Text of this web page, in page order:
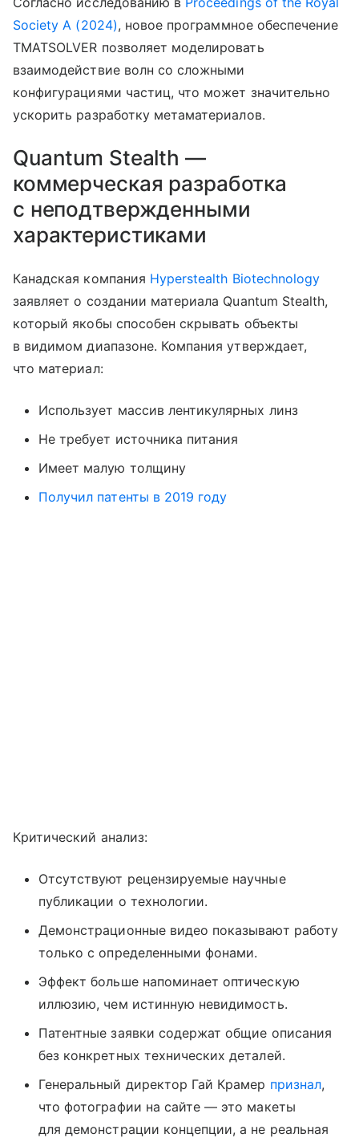
Society A (2024), новое программное обеспечение
TMATSOLVER позволяет моделировать
взаимодействие волн со сложными
конфигурациями частиц, что может значительно
ускорить разработку метаматериалов.
Quantum Stealth —
коммерческая разработка
с неподтвержденными
характеристиками
Канадская компания Hyperstealth Biotechnology
заявляет о создании материала Quantum Stealth,
который якобы способен скрывать объекты
в видимом диапазоне. Компания утверждает,
что материал:
Использует массив лентикулярных линз
Не требует источника питания
Имеет малую толщину
Получил патенты в 2019 году
Критический анализ:
Отсутствуют рецензируемые научные
публикации о технологии.
Демонстрационные видео показывают работу
только с определенными фонами.
Эффект больше напоминает оптическую
иллюзию, чем истинную невидимость.
Патентные заявки содержат общие описания
без конкретных технических деталей.
Генеральный директор Гай Крамер признал,
что фотографии на сайте — это макеты
для демонстрации концепции, а не реальная